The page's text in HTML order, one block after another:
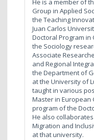
He is a member of
Group in Applied
the Teaching
Juan Carlos
Doctoral Program in
the Sociology
Associate
and Regional
the Department of
at the University of
taught in various
Master in European
program of the
He also
Migration and
at that university.